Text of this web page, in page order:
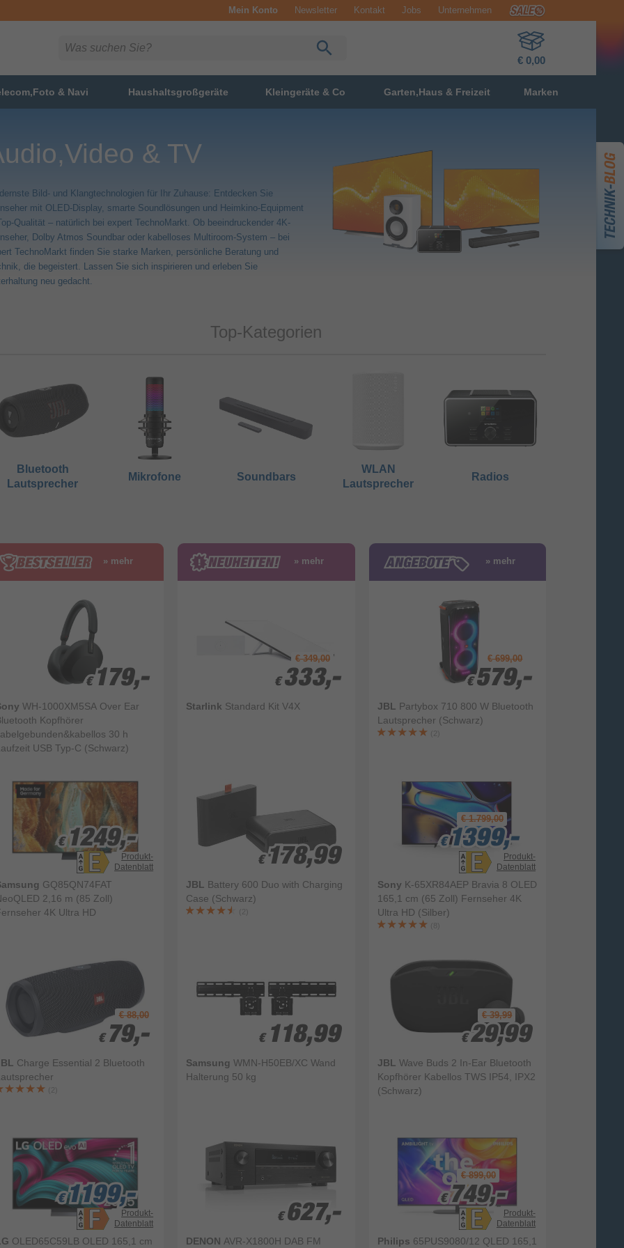
Mein Konto Newsletter Kontakt Jobs Unternehmen
€ 0,00
& Navi Haushaltsgroßgeräte Kleingeräte & Co Garten,Haus & Freizeit Marken
& TV
Bild- und Klangtechnologien für Ihr Zuhause: Entdecken Sie
mit OLED-Display, smarte Soundlösungen und Heimkino-Equipment
Qualität – natürlich bei expert TechnoMarkt. Ob beeindruckender 4K-
Dolby Atmos Soundbar oder kabelloses Multiroom-System – bei
TechnoMarkt finden Sie starke Marken, persönliche Beratung und
die begeistert. Lassen Sie sich inspirieren und erleben Sie
neu gedacht.
Top-Kategorien
Bluetooth
Lautsprecher
Mikrofone Soundbars
WLAN
Lautsprecher
Radios
» mehr
€ 179,-
€ 179,-
WH-1000XM5SA Over Ear
Kopfhörer
30 h
Laufzeit USB Typ-C (Schwarz)
€ 1249,-
€ 1249,-
Produkt-
Datenblatt
GQ85QN74FAT
2,16 m (85 Zoll)
4K Ultra HD
€ 88,00
€ 79,-
€ 79,-
Charge Essential 2 Bluetooth
(2)
€ 1199,-
€ 1199,-
€ 1199,-
Produkt-
Datenblatt
OLED65C59LB OLED 165,1 cm
» mehr
€ 349,00
€ 333,-
€ 333,-
Starlink Standard Kit V4X
€ 178,99
€ 178,99
JBL Battery 600 Duo with Charging
Case (Schwarz)
(2)
€ 118,99
€ 118,99
SamsungWMN-H50EB/XC Wand
Halterung 50 kg
€ 627,-
€ 627,-
DENON AVR-X1800H DAB FM
» mehr
€ 699,00
€ 579,-
€ 579,-
JBL Partybox 710 800 W Bluetooth
Lautsprecher (Schwarz)
(2)
€ 1.799,00
€ 1399,-
€ 1399,-
€ 1399,-
Produkt-
Datenblatt
Sony K-65XR84AEP Bravia 8 OLED
165,1 cm (65 Zoll) Fernseher 4K
Ultra HD (Silber)
(8)
€ 39,99
€ 29,99
€ 29,99
JBL Wave Buds 2 In-Ear Bluetooth
Kopfhörer Kabellos TWS IP54, IPX2
(Schwarz)
€ 899,00
€ 749,-
€ 749,-
Produkt-
Datenblatt
Philips 65PUS9080/12 QLED 165,1